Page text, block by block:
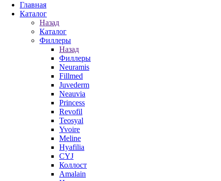
Главная
Каталог
Назад
Каталог
Филлеры
Назад
Филлеры
Neuramis
Fillmed
Juvederm
Neauvia
Princess
Revofil
Teosyal
Yvoire
Meline
Hyafilia
CYJ
Коллост
Amalain